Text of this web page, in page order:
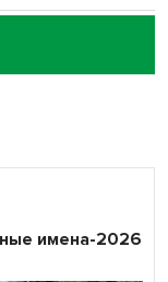
имена-2026